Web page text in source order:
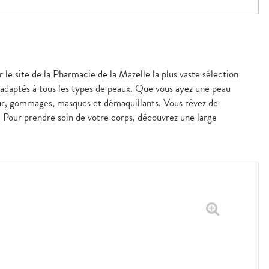
site de la Pharmacie de la Mazelle la plus vaste sélection
à tous les types de peaux. Que vous ayez une peau
masques et démaquillants. Vous rêvez de
prendre soin de votre corps, découvrez une large